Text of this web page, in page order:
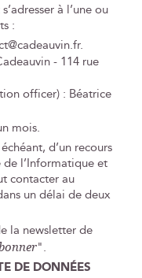
à l’une ou
:
.
- 114 rue
officer) : Béatrice
mois.
d’un recours
l’Informatique et
contacter au
un délai de deux
la newsletter de
".
DE DONNÉES